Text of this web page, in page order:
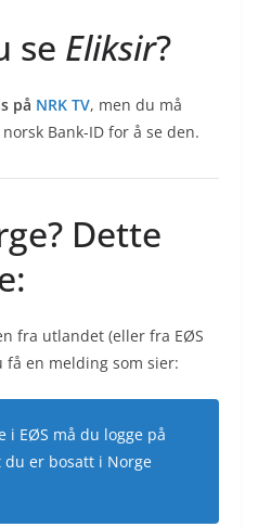
se Eliksir?
på NRK TV, men du må
Bank-ID for å se den.
Dette
fra utlandet (eller fra EØS
få en melding som sier:
i EØS må du logge på
du er bosatt i Norge